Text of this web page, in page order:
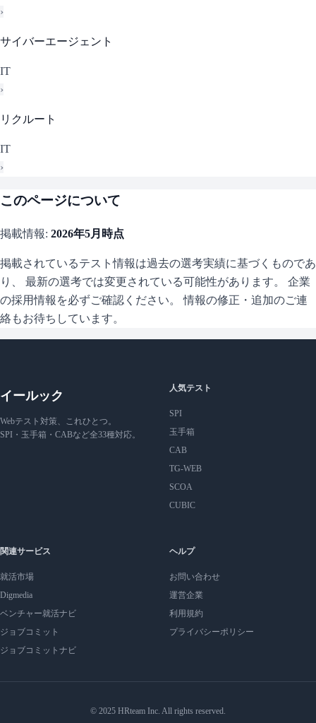
›
サイバーエージェント
IT
›
リクルート
IT
›
このページについて
掲載情報: 2026年5月 時点
掲載されているテスト情報は過去の選考実績に基づくものであ
り、 最新の選考では変更されている可能性があります。 企業
の採用情報を必ずご確認ください。 情報の修正・追加のご連
絡もお待ちしています。
イールック
Webテスト対策、これひとつ。
SPI・玉手箱・CABなど全33種対応。
人気テスト
SPI
玉手箱
CAB
TG-WEB
SCOA
CUBIC
関連サービス
就活市場
Digmedia
ベンチャー就活ナビ
ジョブコミット
ジョブコミットナビ
ヘルプ
お問い合わせ
運営企業
利用規約
プライバシーポリシー
© 2025 HRteam Inc. All rights reserved.